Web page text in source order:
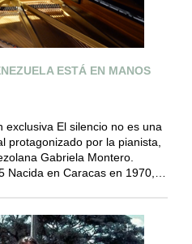
ESTÁ EN MANOS
El silencio no es una
por la pianista,
Gabriela Montero.
Nacida en Caracas en 1970,…